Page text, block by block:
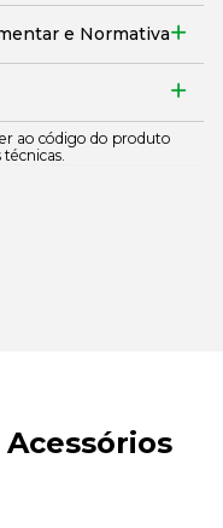
e Normativa
ao código do produto